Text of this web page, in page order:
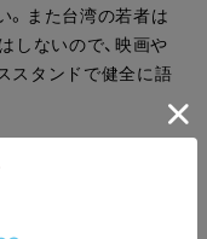
。また台湾の若者は
しないので、映画や
スタンドで健全に語
キンはまるでかぼ